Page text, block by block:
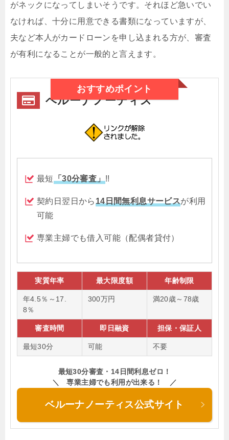
がネックになってしまいそうです。それほど急いでい
なければ、十分に用意できる書類になっていますが、
夫など本人がカードローンを申し込まれる方が、審査
が有利になることが一般的と言えます。
ベルーナノーティス
おすすめポイント
最短 「30分審査」 !!
契約日翌日から 14日間無利息サービスが利用
可能
専業主婦でも借入可能（配偶者貸付）
実質年率 最大限度額 年齢制限
年4.5％～17.
8％
300万円 満20歳～78歳
審査時間 即日融資 担保・保証人
最短30分 可能 不要
最短30分審査・14日間利息ゼロ！
＼ 専業主婦でも利用が出来る！ ／
ベルーナノーティス公式サイト